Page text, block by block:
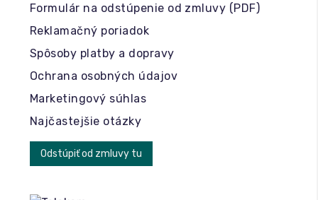
Formulár na odstúpenie od zmluvy (PDF)
Reklamačný poriadok
Spôsoby platby a dopravy
Ochrana osobných údajov
Marketingový súhlas
Najčastejšie otázky
Odstúpiť od zmluvy tu